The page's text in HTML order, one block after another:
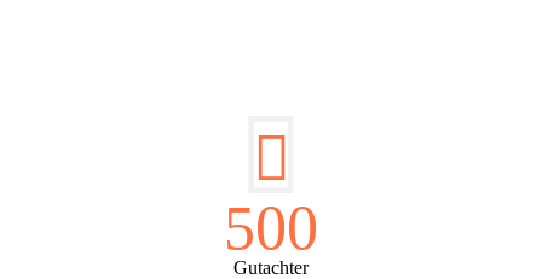
500
Gutachter